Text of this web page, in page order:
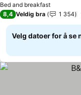
Bed and breakfast
8,4 Veldig bra 1 354
Velg datoer for å se